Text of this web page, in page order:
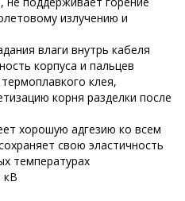
излучению и
влаги внутрь кабеля
корпуса и пальцев
клея,
корня разделки после
хорошую адгезию ко всем
свою эластичность
температурах
кВ